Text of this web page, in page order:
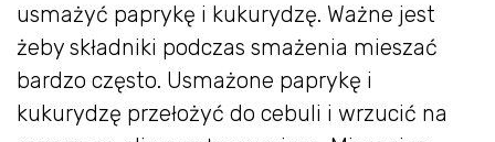
usmażyć paprykę i kukurydzę. Ważne jest
żeby składniki podczas smażenia mieszać
bardzo często. Usmażone paprykę i
kukurydzę przełożyć do cebuli i wrzucić na